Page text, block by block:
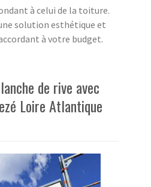
à celui de la toiture.
solution esthétique et
à votre budget.
de rive avec
Loire Atlantique